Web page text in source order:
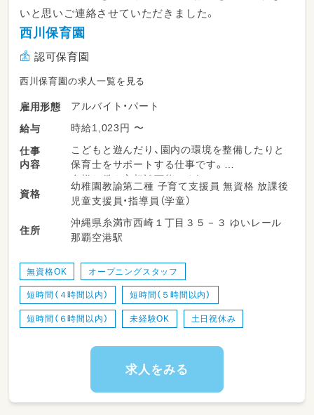
いと思いご連絡させていただきました。
西川保育園
認可保育園
西川保育園の求人一覧を見る
雇用形態
アルバイト・パート
給与
時給1,023円 〜
仕事
内容
こどもと遊んだり、園内の環境を整備したりと
保育士をサポートする仕事です。
多様な働き方相談可能です！
糸満市にある定員120名の認可こども園です。
休憩時間は取れるように業務をまわしています
姉妹園でこども園や小規模保育園もあるので
希望すれば法人内の異動も可能です☆
※令和6年度から新規園あり、オープニング保育
者も募集しています！
資格
幼稚園教諭第二種 子育て支援員 無資格 放課後
児童支援員・指導員（学童）
住所
沖縄県糸満市西崎１丁目３５－３ ゆいレール
那覇空港駅
無資格OK オープニングスタッフ
短時間（４時間以内） 短時間（５時間以内）
短時間（６時間以内） 未経験OK 土日祝休み
求人をみる